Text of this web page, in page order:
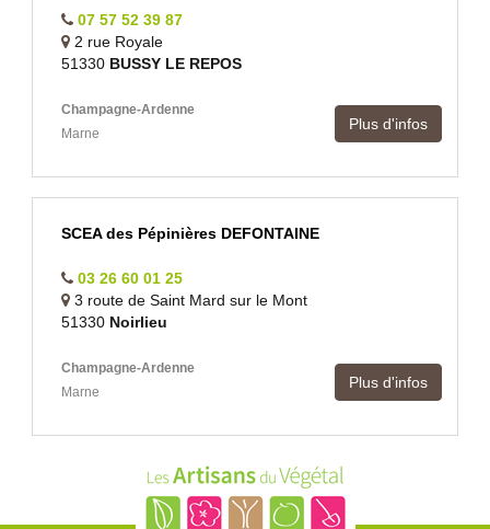
07 57 52 39 87
2 rue Royale
51330 BUSSY LE REPOS
Champagne-Ardenne
Marne
Plus d'infos
SCEA des Pépinières DEFONTAINE
03 26 60 01 25
3 route de Saint Mard sur le Mont
51330 Noirlieu
Champagne-Ardenne
Marne
Plus d'infos